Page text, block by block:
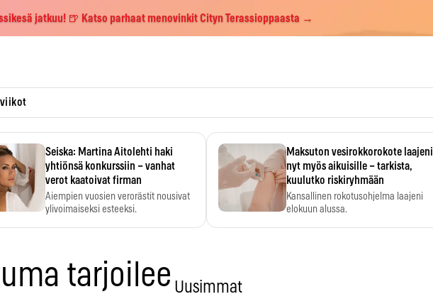
jatkuu! 🍺 Katso parhaat menovinkit Cityn Terassioppaasta →
viikot
Seiska: Martina Aitolehti haki
yhtiönsä konkurssiin – vanhat
verot kaatoivat firman
Aiempien vuosien verorästit nousivat
ylivoimaiseksi esteeksi.
Maksuton vesirokkorokote laajeni
nyt myös aikuisille – tarkista,
kuulutko riskiryhmään
Kansallinen rokotusohjelma laajeni
elokuun alussa.
tarjoilee Uusimmat